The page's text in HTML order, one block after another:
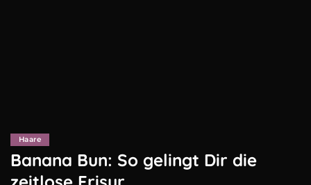
Haare
Banana Bun: So gelingt Dir die